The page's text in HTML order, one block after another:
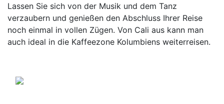
Lassen Sie sich von der Musik und dem Tanz
verzaubern und genießen den Abschluss Ihrer Reise
noch einmal in vollen Zügen. Von Cali aus kann man
auch ideal in die Kaffeezone Kolumbiens weiterreisen.